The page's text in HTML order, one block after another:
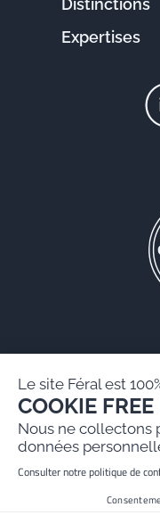
Distinctions
Expertises
Politique de
Site
Le site Féral est
COOKIE FREE
Nous ne collectons
données
Consulter notre politique de